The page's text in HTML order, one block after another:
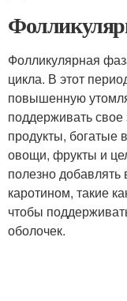
Фолликулярная
цикла. В этот
повышенную
поддерживать свое
продукты, богатые
овощи, фрукты и
полезно добавлять
каротином, такие
чтобы
оболочек.